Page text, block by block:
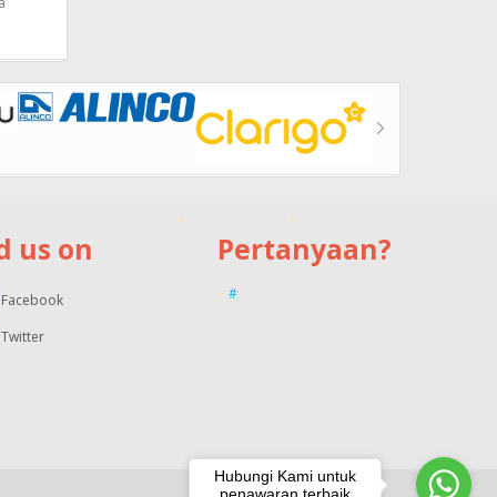
us on
Facebook
Twitter
Pertanyaan?
#
Hubungi Kami untuk